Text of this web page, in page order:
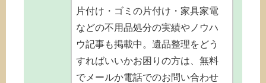
片付け・ゴミの片付け・家具家電
などの不用品処分の実績やノウハ
ウ記事も掲載中。遺品整理をどう
すればいいかお困りの方は、無料
でメールか電話でのお問い合わせ